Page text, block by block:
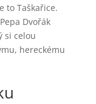
to Taškařice.
Dvořák
si celou
hereckému